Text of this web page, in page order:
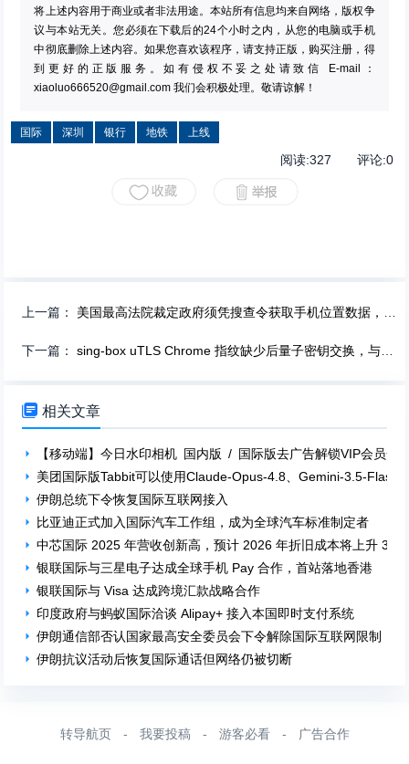
将上述内容用于商业或者非法用途。本站所有信息均来自网络，版权争
议与本站无关。您必须在下载后的24个小时之内，从您的电脑或手机
中彻底删除上述内容。如果您喜欢该程序，请支持正版，购买注册，得
到更好的正版服务。如有侵权不妥之处请致信 E-mail：
xiaoluo666520@gmail.com 我们会积极处理。敬请谅解！
国际 深圳 银行 地铁 上线
阅读:327 评论:0
上一篇： 美国最高法院裁定政府须凭搜查令获取手机位置数据，包括向第三方科技公司索取
下一篇：sing-box uTLS Chrome 指纹缺少后量子密钥交换，与真实 Chrome 产生可区分特征
 相关文章
【移动端】今日水印相机 国内版 / 国际版去广告解锁VIP会员全
美团国际版Tabbit可以使用Claude-Opus-4.8、Gemini-3.5-Flash
伊朗总统下令恢复国际互联网接入
比亚迪正式加入国际汽车工作组，成为全球汽车标准制定者
中芯国际 2025 年营收创新高，预计 2026 年折旧成本将上升 30%
银联国际与三星电子达成全球手机 Pay 合作，首站落地香港
银联国际与 Visa 达成跨境汇款战略合作
印度政府与蚂蚁国际洽谈 Alipay+ 接入本国即时支付系统
伊朗通信部否认国家最高安全委员会下令解除国际互联网限制
伊朗抗议活动后恢复国际通话但网络仍被切断
转导航页 - 我要投稿 - 游客必看 - 广告合作